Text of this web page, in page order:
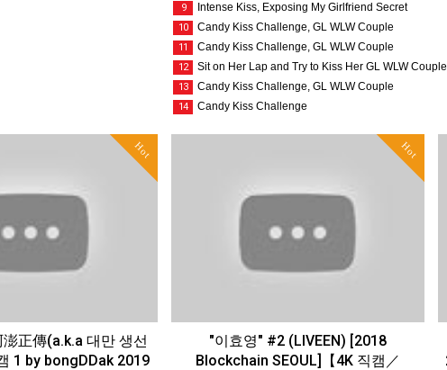
9 Intense Kiss, Exposing My Girlfriend Secret
10 Candy Kiss Challenge, GL WLW Couple
11 Candy Kiss Challenge, GL WLW Couple
12 Sit on Her Lap and Try to Kiss Her GL WLW Couple
13 Candy Kiss Challenge, GL WLW Couple
14 Candy Kiss Challenge
Hot
正傳(a.k.a 대만 생선
1 by bongDDak 2019
Hot
"이효영" #2 (LIVEEN) [2018
Blockchain SEOUL]【4K 직캠／